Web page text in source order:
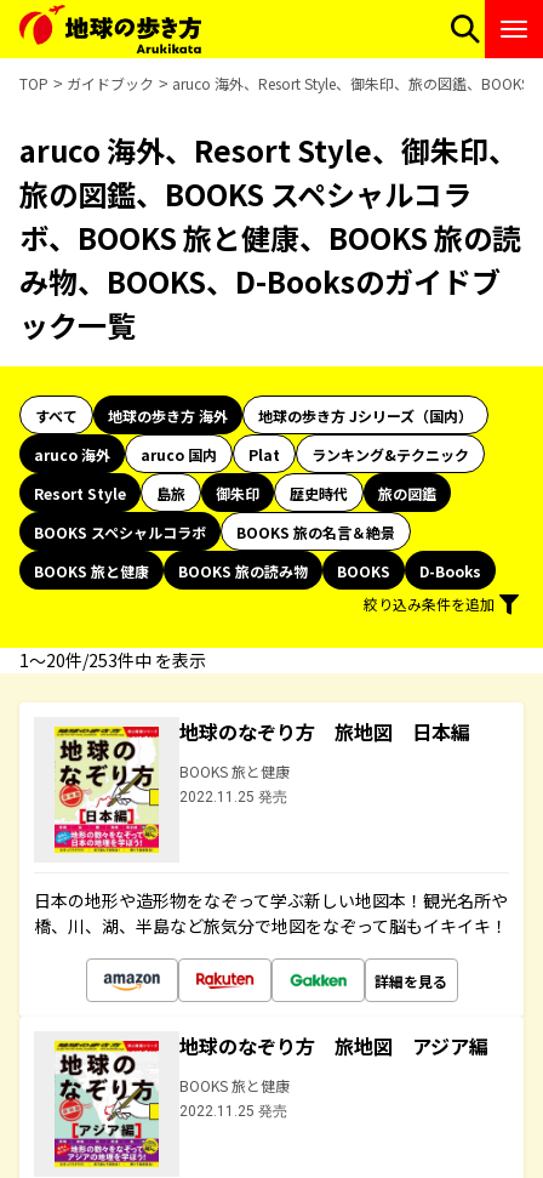
TOP ガイドブック aruco 海外、Resort Style、御朱印、旅の図鑑、BOOKS
aruco 海外、Resort Style、御朱印、
旅の図鑑、BOOKS スペシャルコラ
ボ、BOOKS 旅と健康、BOOKS 旅の読
み物、BOOKS、D-Booksのガイドブ
ック一覧
すべて 地球の歩き方 海外
地球の歩き方 Jシリーズ（国内）
aruco 海外
aruco 国内 Plat
ランキング&テクニック
Resort Style
島旅 御朱印 歴史時代
旅の図鑑
BOOKS スペシャルコラボ
BOOKS 旅の名言＆絶景
BOOKS 旅と健康
BOOKS 旅の読み物 BOOKS
D-Books
絞り込み条件を追加
1〜20件/253件中 を表示
地球のなぞり方 旅地図 日本編
BOOKS 旅と健康
2022.11.25 発売
日本の地形や造形物をなぞって学ぶ新しい地図本！観光名所や
橋、川、湖、半島など旅気分で地図をなぞって脳もイキイキ！
詳細を見る
地球のなぞり方 旅地図 アジア編
BOOKS 旅と健康
2022.11.25 発売